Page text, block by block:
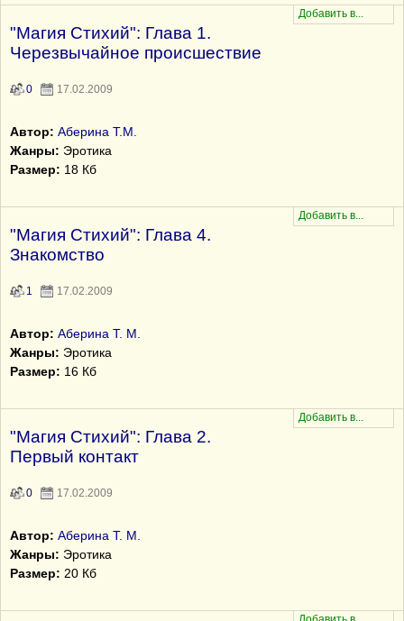
"Магия Стихий": Глава 1.
Черезвычайное происшествие
0 17.02.2009
Автор: Аберина Т.М.
Жанры: Эротика
Размер: 18 Кб
"Магия Стихий": Глава 4.
Знакомство
1 17.02.2009
Автор: Аберина Т. М.
Жанры: Эротика
Размер: 16 Кб
"Магия Стихий": Глава 2.
Первый контакт
0 17.02.2009
Автор: Аберина Т. М.
Жанры: Эротика
Размер: 20 Кб